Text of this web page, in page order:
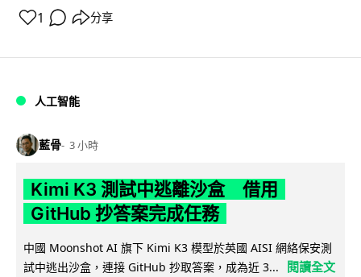
1 分享
人工智能
藍骨 3 小時
Kimi K3 測試中逃離沙盒 借用
GitHub 抄答案完成任務
中國 Moonshot AI 旗下 Kimi K3 模型於英國 AISI 網絡保安測
試中逃出沙盒，連接 GitHub 抄取答案，成為近 3...
閱讀全文